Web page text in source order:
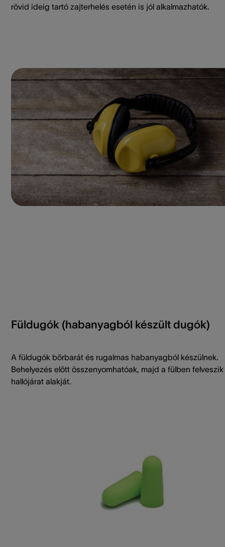
rövid ideig tartó zajterhelés esetén is jól alkalmazhatók.
Füldugók (habanyagból készült dugók)
A füldugók bőrbarát és rugalmas habanyagból készülnek.
Behelyezés előtt összenyomhatóak, majd a fülben felveszik
hallójárat alakját.